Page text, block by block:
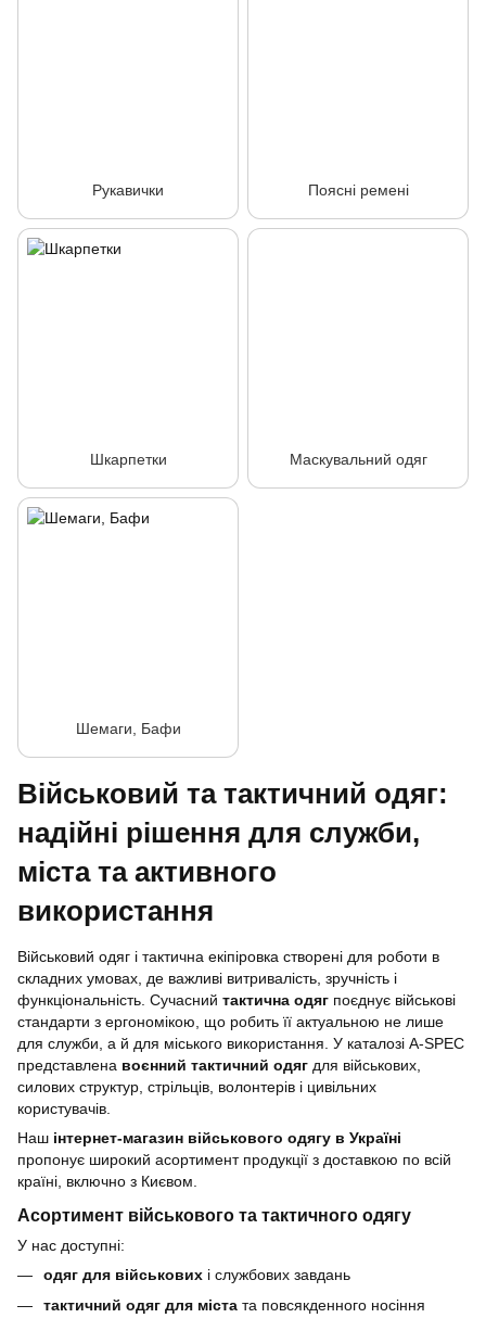
Військовий та тактичний одяг:
надійні рішення для служби,
міста та активного
використання
Військовий одяг і тактична екіпіровка створені для роботи в
складних умовах, де важливі витривалість, зручність і
функціональність. Сучасний тактична одяг поєднує військові
стандарти з ергономікою, що робить її актуальною не лише
для служби, а й для міського використання. У каталозі A-SPEC
представлена воєнний тактичний одяг для військових,
силових структур, стрільців, волонтерів і цивільних
користувачів.
Наш інтернет-магазин військового одягу в Україні
пропонує широкий асортимент продукції з доставкою по всій
країні, включно з Києвом.
Асортимент військового та тактичного одягу
У нас доступні:
одяг для військових і службових завдань
тактичний одяг для міста та повсякденного носіння
Рукавички Поясні ремені
Шкарпетки Маскувальний одяг
Шемаги, Бафи